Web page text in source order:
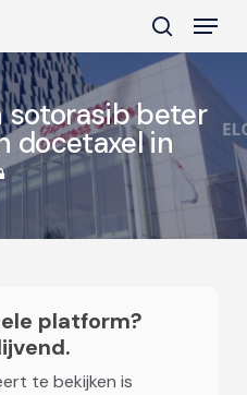
search
Menu
sotorasib beter
docetaxel in
platform?
te bekijken is
Close
Menu